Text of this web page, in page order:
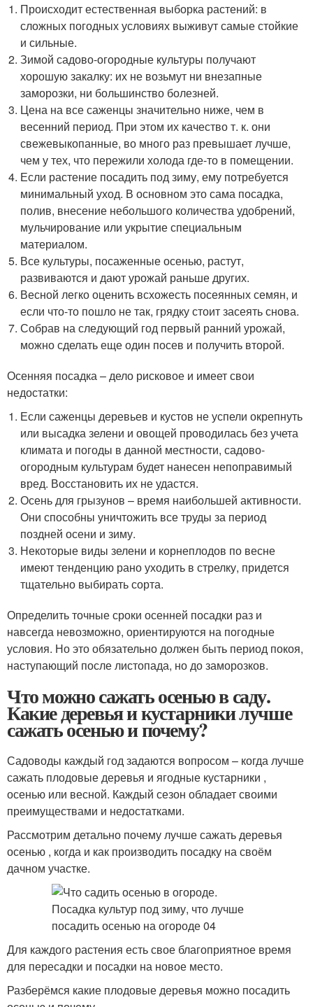
Происходит естественная выборка растений: в
сложных погодных условиях выживут самые стойкие
и сильные.
Зимой садово-огородные культуры получают
хорошую закалку: их не возьмут ни внезапные
заморозки, ни большинство болезней.
Цена на все саженцы значительно ниже, чем в
весенний период. При этом их качество т. к. они
свежевыкопанные, во много раз превышает лучше,
чем у тех, что пережили холода где-то в помещении.
Если растение посадить под зиму, ему потребуется
минимальный уход. В основном это сама посадка,
полив, внесение небольшого количества удобрений,
мульчирование или укрытие специальным
материалом.
Все культуры, посаженные осенью, растут,
развиваются и дают урожай раньше других.
Весной легко оценить всхожесть посеянных семян, и
если что-то пошло не так, грядку стоит засеять снова.
Собрав на следующий год первый ранний урожай,
можно сделать еще один посев и получить второй.
Осенняя посадка – дело рисковое и имеет свои
недостатки:
Если саженцы деревьев и кустов не успели окрепнуть
или высадка зелени и овощей проводилась без учета
климата и погоды в данной местности, садово-
огородным культурам будет нанесен непоправимый
вред. Восстановить их не удастся.
Осень для грызунов – время наибольшей активности.
Они способны уничтожить все труды за период
поздней осени и зиму.
Некоторые виды зелени и корнеплодов по весне
имеют тенденцию рано уходить в стрелку, придется
тщательно выбирать сорта.
Определить точные сроки осенней посадки раз и
навсегда невозможно, ориентируются на погодные
условия. Но это обязательно должен быть период покоя,
наступающий после листопада, но до заморозков.
Что можно сажать осенью в саду.
Какие деревья и кустарники лучше
сажать осенью и почему?
Садоводы каждый год задаются вопросом – когда лучше
сажать плодовые деревья и ягодные кустарники ,
осенью или весной. Каждый сезон обладает своими
преимуществами и недостатками.
Рассмотрим детально почему лучше сажать деревья
осенью , когда и как производить посадку на своём
дачном участке.
Для каждого растения есть свое благоприятное время
для пересадки и посадки на новое место.
Разберёмся какие плодовые деревья можно посадить